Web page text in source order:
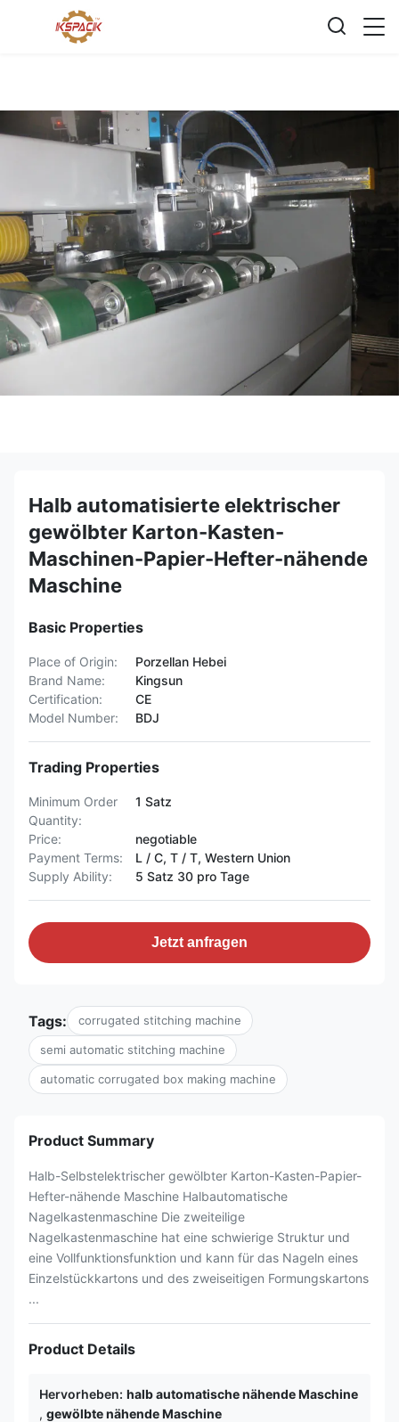
Halb automatisierte elektrischer
gewölbter Karton-Kasten-
Maschinen-Papier-Hefter-nähende
Maschine
Basic Properties
Place of Origin:
Porzellan Hebei
Brand Name:
Kingsun
Certification:
CE
Model Number:
BDJ
Trading Properties
Minimum Order
Quantity:
1 Satz
Price:
negotiable
Payment Terms:
L / C, T / T, Western Union
Supply Ability:
5 Satz 30 pro Tage
Jetzt anfragen
Tags: corrugated stitching machine
semi automatic stitching machine
automatic corrugated box making machine
Product Summary
Halb-Selbstelektrischer gewölbter Karton-Kasten-Papier-
Hefter-nähende Maschine Halbautomatische
Nagelkastenmaschine Die zweiteilige
Nagelkastenmaschine hat eine schwierige Struktur und
eine Vollfunktionsfunktion und kann für das Nageln eines
Einzelstückkartons und des zweiseitigen Formungskartons
...
Product Details
Hervorheben: halb automatische nähende Maschine
, gewölbte nähende Maschine